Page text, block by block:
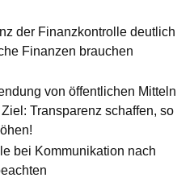
der Finanzkontrolle deutlich
Finanzen brauchen
von öffentlichen Mitteln
Transparenz schaffen, so
bei Kommunikation nach